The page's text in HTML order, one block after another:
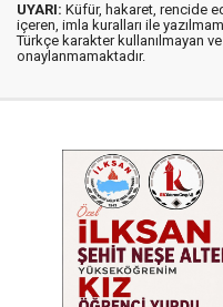
UYARI: Küfür, hakaret, rencide
içeren, imla kuralları ile
Türkçe karakter kullanılmayan
onaylanmamaktadır.